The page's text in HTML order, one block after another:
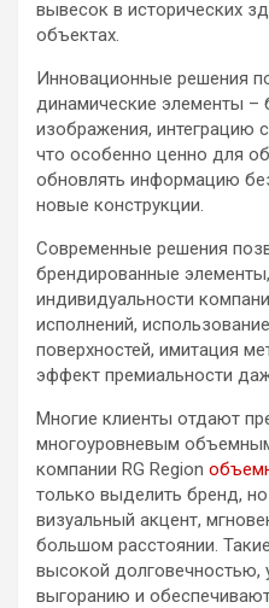
вывесок в исторических
объектах.
Инновационные решения
динамические элементы –
изображения, интеграцию
что особенно ценно для
обновлять информацию
новые конструкции.
Современные решения
брендированные
индивидуальности
исполнений,
поверхностей, имитация
эффект премиальности
Многие клиенты отдают
многоуровневым
компании RG Region
только выделить бренд,
визуальный акцент,
большом расстоянии.
высокой долговечностью,
выгоранию и